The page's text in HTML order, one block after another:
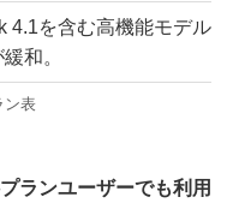
4.1を含む高機能モデル
和。
ン表
ランユーザーでも利用